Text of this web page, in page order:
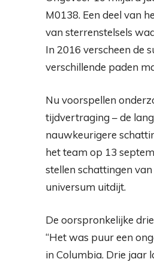
M0138. Een deel van
van sterrenstelsels
In 2016 verscheen de
verschillende paden
Nu voorspellen
tijdvertraging – de
nauwkeurigere
het team op 13
stellen schattingen
universum uitdijt.
De oorspronkelijke
“Het was puur een
in Columbia. Drie jaar